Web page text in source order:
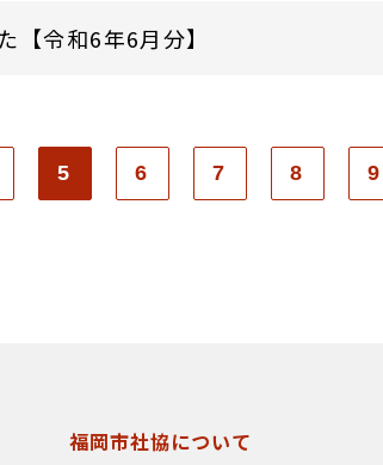
【令和6年6月分】
5 6 7 8 9
福岡市社協について